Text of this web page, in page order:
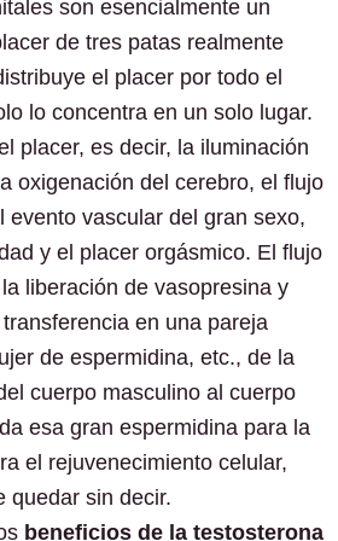
son esencialmente un
de tres patas realmente
el placer por todo el
lo concentra en un solo lugar.
placer, es decir, la iluminación
oxigenación del cerebro, el flujo
evento vascular del gran sexo,
y el placer orgásmico. El flujo
liberación de vasopresina y
en una pareja
de espermidina, etc., de la
cuerpo masculino al cuerpo
esa gran espermidina para la
el rejuvenecimiento celular,
quedar sin decir.
beneficios de la testosterona